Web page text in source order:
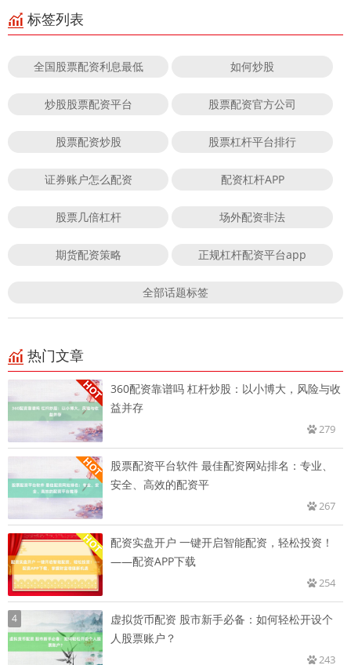
标签列表
全国股票配资利息最低 如何炒股
炒股股票配资平台 股票配资官方公司
股票配资炒股 股票杠杆平台排行
证券账户怎么配资 配资杠杆APP
股票几倍杠杆 场外配资非法
期货配资策略 正规杠杆配资平台app
全部话题标签
热门文章
360配资靠谱吗 杠杆炒股：以小博大，风险与收
益并存
279
股票配资平台软件 最佳配资网站排名：专业、
安全、高效的配资平
267
配资实盘开户 一键开启智能配资，轻松投资！
——配资APP下载
254
4
虚拟货币配资 股市新手必备：如何轻松开设个
人股票账户？
243